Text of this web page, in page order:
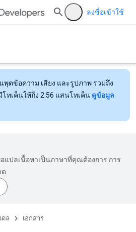
ลงชื่อเข้าใช้
พุตข้อความ เสียง และรูปภาพ รวมถึง
ทเค็นให้ถึง 2.56 แสนโทเค็น ดูข้อมูล
อแปลเนื้อหาเป็นภาษาที่คุณต้องการ การ
ด
ดล เอกสาร